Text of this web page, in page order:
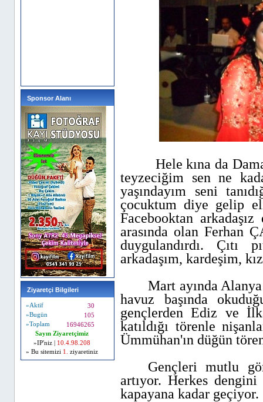
Sponsor Alanı
Ziyaretçi Bilgileri
»Aktif
30
»Bugün
105
»Toplam
16946265
Sayın Ziyaretçimiz
»IP'niz |
10.4.98.208
» Bu sitemizi 1. ziyaretiniz
Hele kına da
teyzeciğim sen ne
yaşındayım seni
çocuktum diye gelip
Facebooktan
arasında olan Ferhan
duygulandırdı. Çıtı
arkadaşım, kardeşim,
Mart ayında
havuz başında
gençlerden Ediz ve
katıldığı törenle
Ümmühan'ın düğün
Gençleri mutlu
artıyor. Herkes
kapayana kadar geçiyor.